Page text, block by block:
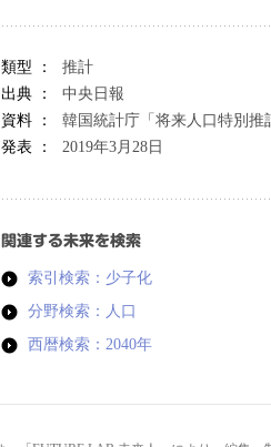
類型 ：
推計
出典 ：
中央日報
資料 ：
韓国統計庁「将来人口特別推
発表 ：
2019年3月28日
関連する未来を検索
索引検索：少子化
分野検索：人口
西暦検索：2040年